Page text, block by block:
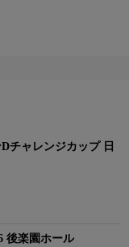
チャレンジカップ 日
後楽園ホール